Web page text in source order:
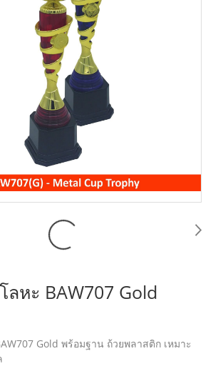
ลหะ BAW707 Gold
Gold พร้อมฐาน ถ้วยพลาสติก เหมาะ